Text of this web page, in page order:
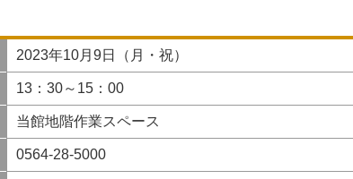
2023年10月9日（月・祝）
13：30～15：00
当館地階作業スペース
0564-28-5000